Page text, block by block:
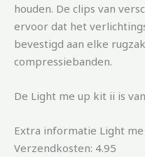
houden. De clips van
ervoor dat het
bevestigd aan elke
compressiebanden.
De Light me up kit ii is
Extra informatie Light
Verzendkosten: 4.95